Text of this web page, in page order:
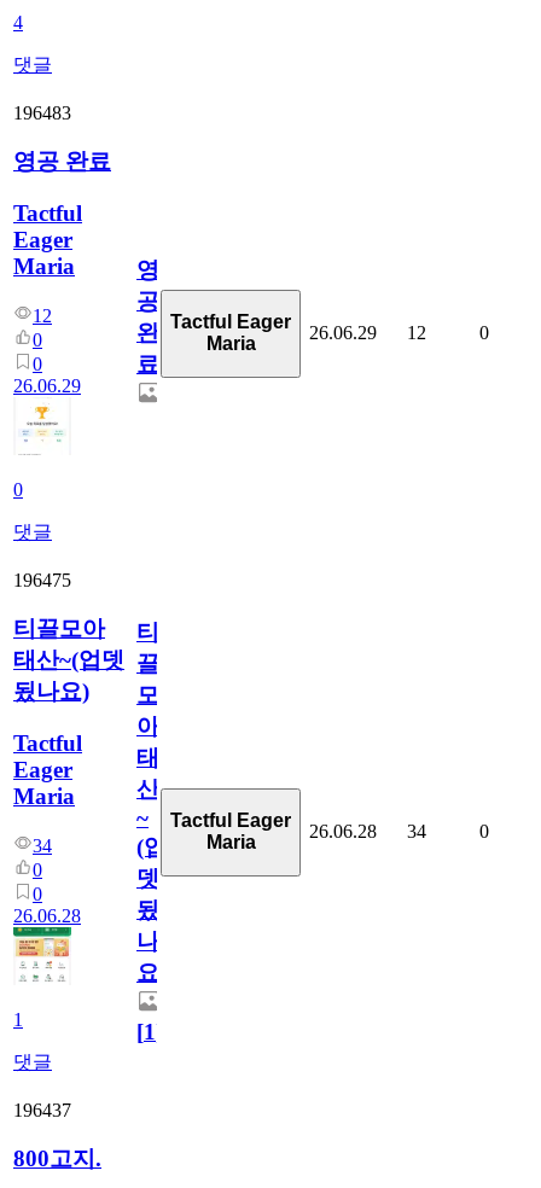
4
댓글
196483
영공 완료
Tactful
Eager
Maria
12
0
0
26.06.29
0
댓글
영
공
완
료
Tactful Eager
Maria
26.06.29 12 0
196475
티끌모아
태산~(업뎃
됬나요)
Tactful
Eager
Maria
34
0
0
26.06.28
1
댓글
티
끌
모
아
태
산
~
(업
뎃
됬
나
요)
[1]
Tactful Eager
Maria
26.06.28 34 0
196437
800고지.